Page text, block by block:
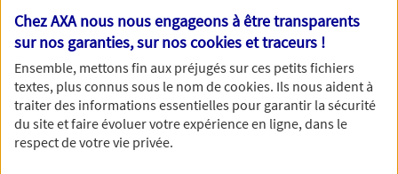
meilleurs délais par mail ou par téléphone.
Votre message :
Chez AXA nous nous engageons à être transparents
sur nos garanties, sur noscookies et traceurs !
Ensemble, mettons fin aux préjugés sur ces petits fichiers
textes, plus connus sous le nom decookies. Ils nous aident à
traiter des informations essentielles pour garantir la sécurité
du site et faire évoluer votre expérience en ligne, dans le
respect de votre vie privée.